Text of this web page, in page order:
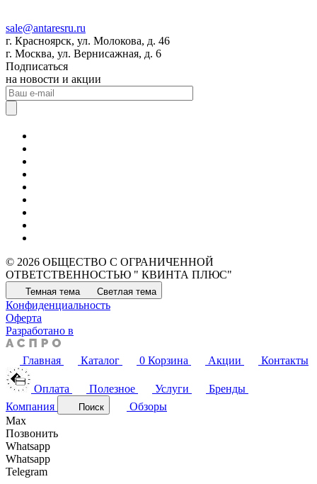
sale@antaresru.ru
г. Красноярск, ул. Молокова, д. 46
г. Москва, ул. Вернисажная, д. 6
Подписаться
на новости и акции
© 2026 ОБЩЕСТВО С ОГРАНИЧЕННОЙ
ОТВЕТСТВЕННОСТЬЮ " КВИНТА ПЛЮС"
Темная тема Светлая тема
Конфиденциальность
Оферта
Разработано в
Главная Каталог 0 Корзина Акции Контакты
Оплата Полезное Услуги
Бренды
Компания
Поиск
Обзоры
Max
Позвонить
Whatsapp
Whatsapp
Telegram